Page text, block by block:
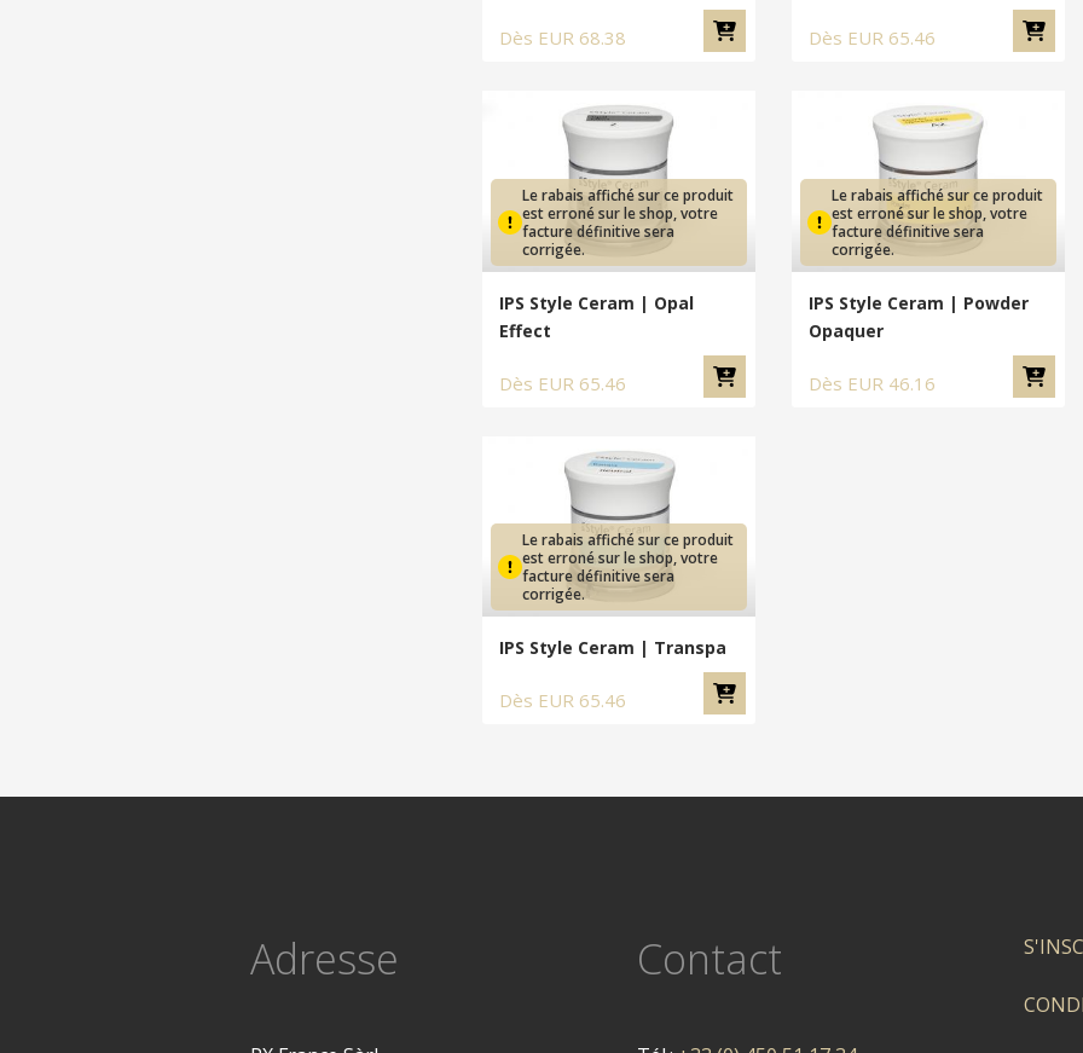
Dès EUR 68.38 Dès EUR 65.46
Le rabais affiché sur ce produit
est erroné sur le shop, votre
facture définitive sera
corrigée.
IPS Style Ceram | Opal
Effect
Dès EUR 65.46
Le rabais affiché sur ce produit
est erroné sur le shop, votre
facture définitive sera
corrigée.
IPS Style Ceram | Powder
Opaquer
Dès EUR 46.16
Le rabais affiché sur ce produit
est erroné sur le shop, votre
facture définitive sera
corrigée.
IPS Style Ceram | Transpa
Dès EUR 65.46
Adresse Contact